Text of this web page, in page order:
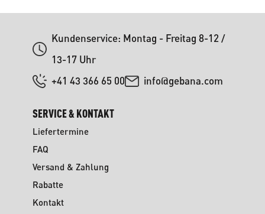
Kundenservice: Montag - Freitag 8-12 /
13-17 Uhr
+41 43 366 65 00
info@gebana.com
SERVICE & KONTAKT
Liefertermine
FAQ
Versand & Zahlung
Rabatte
Kontakt